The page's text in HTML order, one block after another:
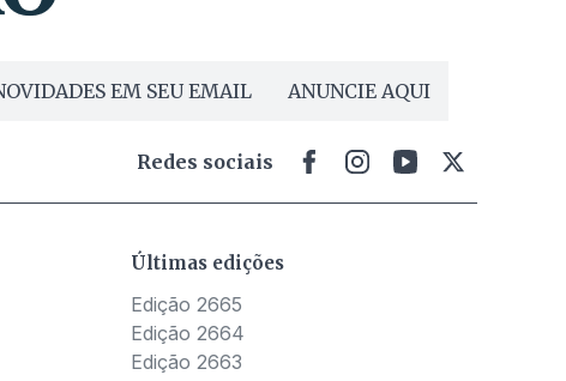
EM SEU EMAIL ANUNCIE AQUI
Redes sociais
Últimas edições
Edição 2665
Edição 2664
Edição 2663